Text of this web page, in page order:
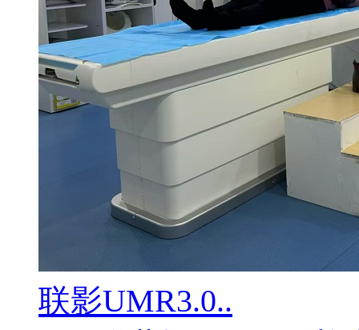
联影UMR3.0..